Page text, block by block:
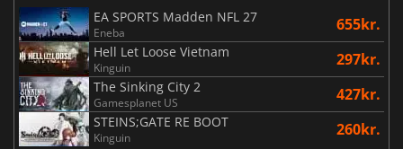
EA SPORTS Madden NFL 27
Eneba 655kr.
Hell Let Loose Vietnam
Kinguin 297kr.
The Sinking City 2
Gamesplanet US 427kr.
STEINS;GATE RE BOOT
Kinguin 260kr.